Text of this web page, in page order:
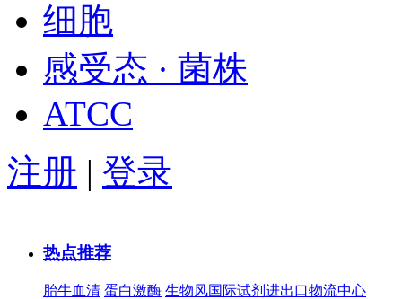
细胞
感受态 · 菌株
ATCC
注册 | 登录
热点推荐
胎牛血清 蛋白激酶 生物风国际试剂进出口物流中心